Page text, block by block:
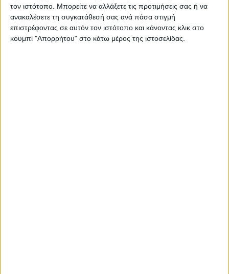
τον ιστότοπο. Μπορείτε να αλλάξετε τις προτιμήσεις σας ή να
ανακαλέσετε τη συγκατάθεσή σας ανά πάσα στιγμή
επιστρέφοντας σε αυτόν τον ιστότοπο και κάνοντας κλικ στο
κουμπί "Απορρήτου" στο κάτω μέρος της ιστοσελίδας.